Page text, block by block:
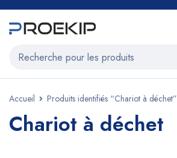
Accueil Produits identifiés “Chariot à déchet”
Chariot à déchet